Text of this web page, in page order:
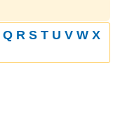
Q R S T U V W X